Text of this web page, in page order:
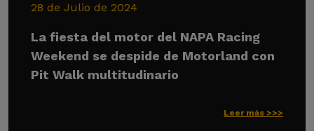
28 de Julio de 2024
La fiesta del motor del NAPA Racing
Weekend se despide de Motorland con
Pit Walk multitudinario
Leer más >>>